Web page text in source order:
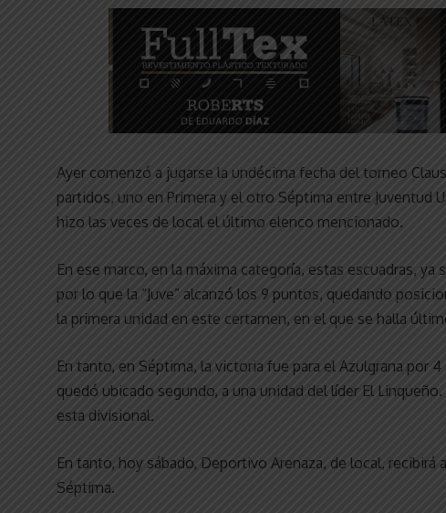
Ayer comenzó a jugarse la undécima fecha del torneo
partidos, uno en Primera y el otro Séptima entre Juventud
hizo las veces de local el último elenco mencionado.
En ese marco, en la máxima categoría, estas escuadras,
por lo que la “Juve” alcanzó los 9 puntos, quedando
la primera unidad en este certamen, en el que se halla
En tanto, en Séptima, la victoria fue para el Azulgrana por
quedó ubicado segundo, a una unidad del líder El
esta divisional.
En tanto, hoy sábado, Deportivo Arenaza, de local,
Séptima.